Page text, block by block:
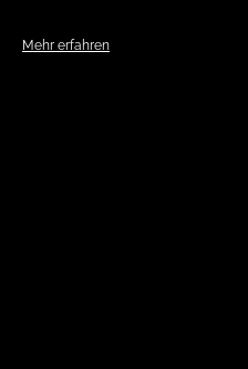
Mehr erfahren